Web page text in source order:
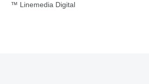
Linemedia Digital ™